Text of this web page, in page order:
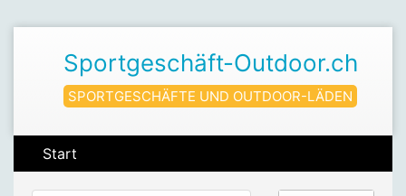
Sportgeschäft-Outdoor.ch
SPORTGESCHÄFTE UND OUTDOOR-LÄDEN
Start